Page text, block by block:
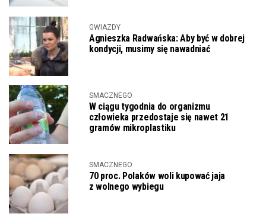
GWIAZDY
Agnieszka Radwańska: Aby być w dobrej
kondycji, musimy się nawadniać
SMACZNEGO
W ciągu tygodnia do organizmu
człowieka przedostaje się nawet 21
gramów mikroplastiku
SMACZNEGO
70 proc. Polaków woli kupować jaja
z wolnego wybiegu